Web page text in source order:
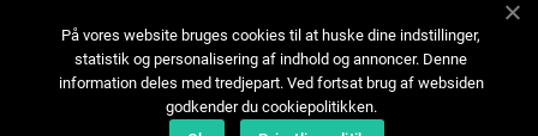
På vores website bruges cookies til at huske dine indstillinger,
statistik og personalisering af indhold og annoncer. Denne
information deles med tredjepart. Ved fortsat brug af websiden
godkender du cookiepolitikken.